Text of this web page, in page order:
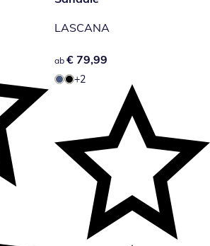
LASCANA
€ 79,99
ab € 79,99
+2